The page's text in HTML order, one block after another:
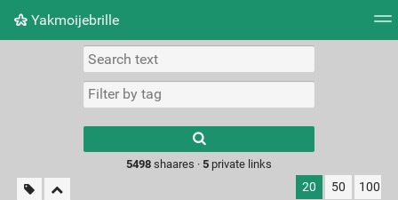
Yakmoijebrille
Picture wall
results.
5498shaares · 5private links
20 50 100